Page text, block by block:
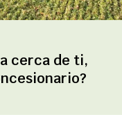
cerca de ti,